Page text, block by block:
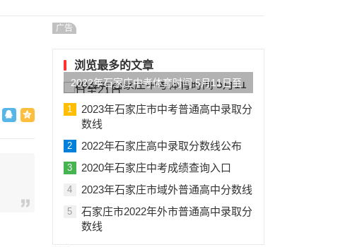
广告
浏览最多的文章
2022年石家庄中考体育时间 5月11日至
21日
1
2023年石家庄市中考普通高中录取分
数线
2 2022年石家庄高中录取分数线公布
3 2020年石家庄中考成绩查询入口
4 2023年石家庄市域外普通高中分数线
5
石家庄市2022年外市普通高中录取分
数线